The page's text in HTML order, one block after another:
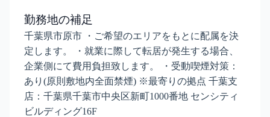
勤務地の補足
千葉県市原市 ・ご希望のエリアをもとに配属を決
定します。 ・就業に際して転居が発生する場合、
企業側にて費用負担致します。 ・受動喫煙対策：
あり(原則敷地内全面禁煙) ※最寄りの拠点 千葉支
店：千葉県千葉市中央区新町1000番地 センシティ
ビルディング16F